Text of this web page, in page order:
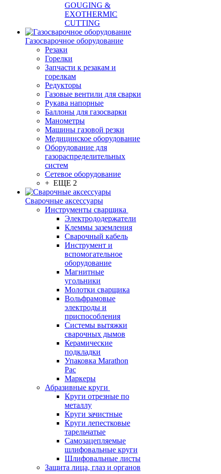
GOUGING &
EXOTHERMIC
CUTTING
Газосварочное оборудование
Резаки
Горелки
Запчасти к резакам и
горелкам
Редукторы
Газовые вентили для сварки
Рукава напорные
Баллоны для газосварки
Манометры
Машины газовой резки
Медицинское оборудование
Оборудование для
газораспределительных
систем
Сетевое оборудование
+ ЕЩЕ 2
Сварочные аксессуары
Инструменты сварщика
Электрододержатели
Клеммы заземления
Сварочный кабель
Инструмент и
вспомогательное
оборудование
Магнитные
угольники
Молотки сварщика
Вольфрамовые
электроды и
приспособления
Системы вытяжки
сварочных дымов
Керамические
подкладки
Упаковка Marathon
Pac
Маркеры
Абразивные круги
Круги отрезные по
металлу
Круги зачистные
Круги лепестковые
тарельчатые
Самозацепляемые
шлифовальные круги
Шлифовальные листы
Защита лица, глаз и органов